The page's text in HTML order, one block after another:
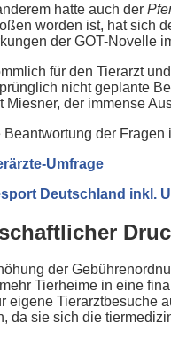
hatte auch der
worden ist, hat sich
der GOT-Novelle
für den Tierarzt
nicht geplante
Miesner, der immense
Beantwortung der
Umfrage
Deutschland inkl.
der
Tierheime in eine
eigene Tierarztbesuche
da sie sich die